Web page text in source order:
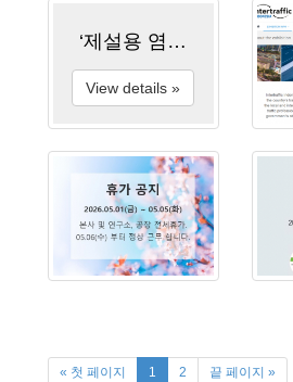
‘제설용 염화칼슘 용액
View details »
« 첫 페이지 1 2 끝 페이지 »